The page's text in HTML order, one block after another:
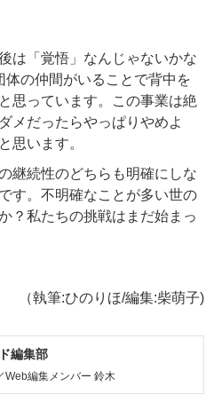
は「覚悟」なんじゃないかな
体の仲間がいることで背中を
思っています。この事業は絶
メだったらやっぱりやめよ
思います。
継続性のどちらも明確にしな
す。不明確なことが多い世の
？私たちの挑戦はまだ始まっ
（執筆:ひのりほ/編集:柴萌子)
編集部
Web編集メンバー 鈴木